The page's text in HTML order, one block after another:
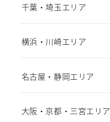
千葉・埼玉エリア
横浜・川崎エリア
名古屋・静岡エリア
大阪・京都・三宮エリア